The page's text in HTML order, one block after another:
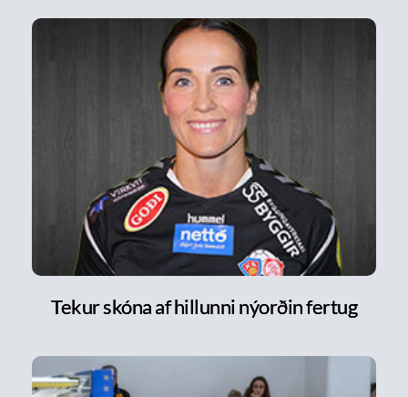
Tekur skóna af hillunni nýorðin fertug